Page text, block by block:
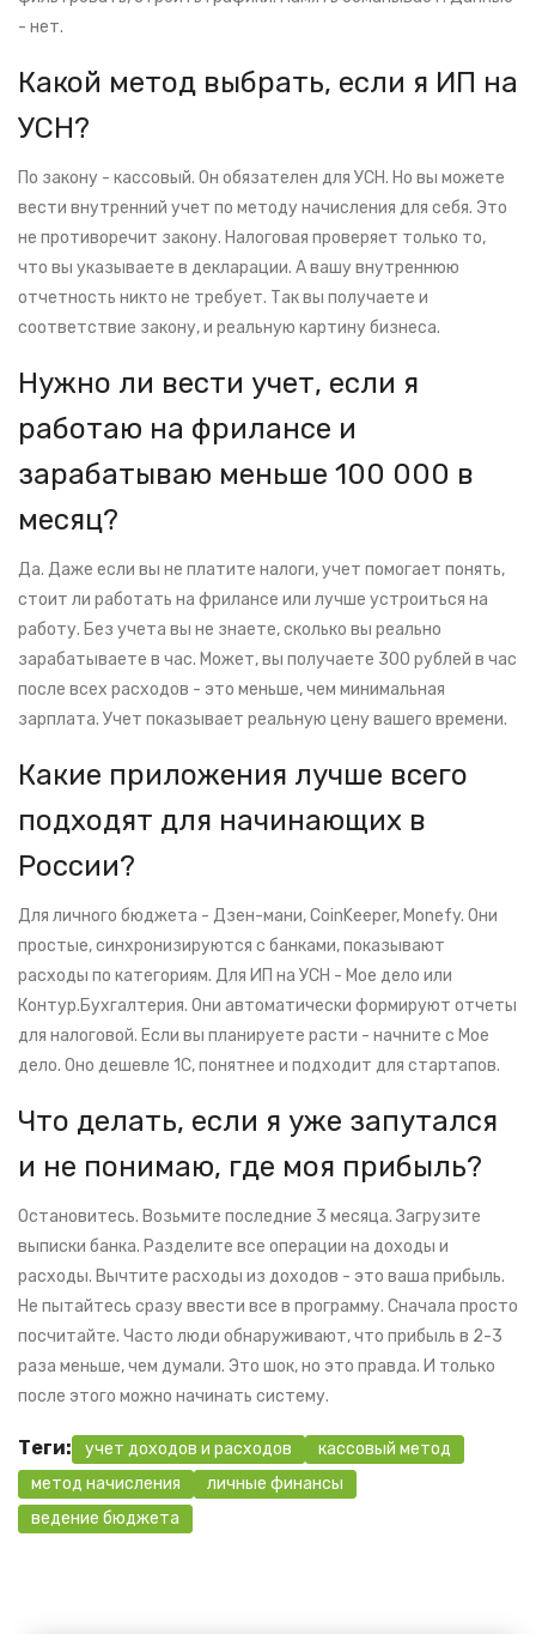
- нет.
Какой метод выбрать, если я ИП на
УСН?
По закону - кассовый. Он обязателен для УСН. Но вы можете
вести внутренний учет по методу начисления для себя. Это
не противоречит закону. Налоговая проверяет только то,
что вы указываете в декларации. А вашу внутреннюю
отчетность никто не требует. Так вы получаете и
соответствие закону, и реальную картину бизнеса.
Нужно ли вести учет, если я
работаю на фрилансе и
зарабатываю меньше 100 000 в
месяц?
Да. Даже если вы не платите налоги, учет помогает понять,
стоит ли работать на фрилансе или лучше устроиться на
работу. Без учета вы не знаете, сколько вы реально
зарабатываете в час. Может, вы получаете 300 рублей в час
после всех расходов - это меньше, чем минимальная
зарплата. Учет показывает реальную цену вашего времени.
Какие приложения лучше всего
подходят для начинающих в
России?
Для личного бюджета - Дзен-мани, CoinKeeper, Monefy. Они
простые, синхронизируются с банками, показывают
расходы по категориям. Для ИП на УСН - Мое дело или
Контур.Бухгалтерия. Они автоматически формируют отчеты
для налоговой. Если вы планируете расти - начните с Мое
дело. Оно дешевле 1С, понятнее и подходит для стартапов.
Что делать, если я уже запутался
и не понимаю, где моя прибыль?
Остановитесь. Возьмите последние 3 месяца. Загрузите
выписки банка. Разделите все операции на доходы и
расходы. Вычтите расходы из доходов - это ваша прибыль.
Не пытайтесь сразу ввести все в программу. Сначала просто
посчитайте. Часто люди обнаруживают, что прибыль в 2-3
раза меньше, чем думали. Это шок, но это правда. И только
после этого можно начинать систему.
Теги: учет доходов и расходов
кассовый метод
метод начисления
личные финансы
ведение бюджета